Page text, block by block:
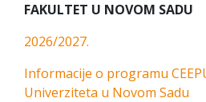
FAKULTET U NOVOM SADU
2026/2027.
Informacije o programu
Univerziteta u Novom Sadu